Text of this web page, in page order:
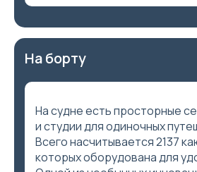
На борту
На судне есть просторные
и студии для одиночных
Всего насчитывается 2137
которых оборудована для